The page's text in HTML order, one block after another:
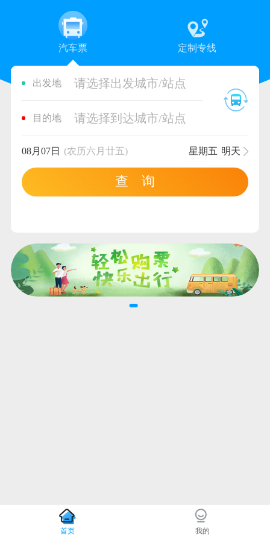
汽车票 定制专线
出发地 请选择出发城市/站点
目的地 请选择到达城市/站点
08月07日 (农历六月廿五) 星期五 明天
查 询
首页 我的